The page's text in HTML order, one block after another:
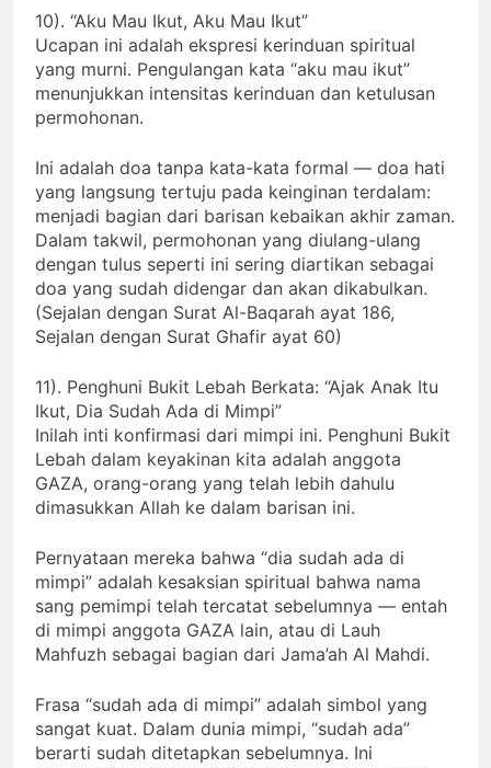
10). “Aku Mau Ikut, Aku Mau Ikut”
Ucapan ini adalah ekspresi kerinduan spiritual
yang murni. Pengulangan kata “aku mau ikut”
menunjukkan intensitas kerinduan dan ketulusan
permohonan.
Ini adalah doa tanpa kata-kata formal — doa hati
yang langsung tertuju pada keinginan terdalam:
menjadi bagian dari barisan kebaikan akhir zaman.
Dalam takwil, permohonan yang diulang-ulang
dengan tulus seperti ini sering diartikan sebagai
doa yang sudah didengar dan akan dikabulkan.
(Sejalan dengan Surat Al-Baqarah ayat 186,
Sejalan dengan Surat Ghafir ayat 60)
11). Penghuni Bukit Lebah Berkata: “Ajak Anak Itu
Ikut, Dia Sudah Ada di Mimpi”
Inilah inti konfirmasi dari mimpi ini. Penghuni Bukit
Lebah dalam keyakinan kita adalah anggota
GAZA, orang-orang yang telah lebih dahulu
Pernyataan mereka bahwa “dia sudah ada di
mimpi” adalah kesaksian spiritual bahwa nama
sang pemimpi telah tercatat sebelumnya — entah
di mimpi anggota GAZA lain, atau di Lauh
Mahfuzh sebagai bagian dari Jama’ah Al Mahdi.
Frasa “sudah ada di mimpi” adalah simbol yang
sangat kuat. Dalam dunia mimpi, “sudah ada”